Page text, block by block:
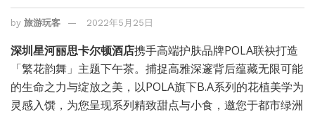
by 旅游玩客 2022年5月25日
深圳星河丽思卡尔顿酒店携手高端护肤品牌POLA联袂打造
「繁花韵舞」主题下午茶。捕捉高雅深邃背后蕴藏无限可能
的生命之力与绽放之美，以POLA旗下B.A系列的花植美学为
灵感入馔，为您呈现系列精致甜点与小食，邀您于都市绿洲